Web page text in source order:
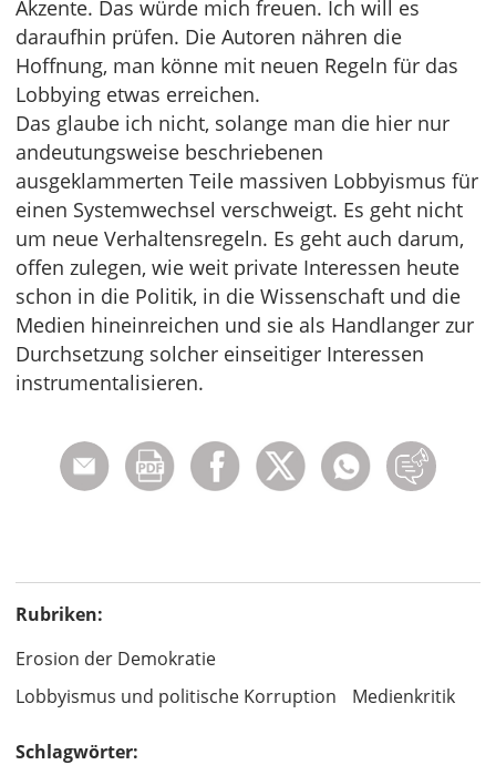
Akzente. Das würde mich freuen. Ich will es
daraufhin prüfen. Die Autoren nähren die
Hoffnung, man könne mit neuen Regeln für das
Lobbying etwas erreichen.
Das glaube ich nicht, solange man die hier nur
andeutungsweise beschriebenen
ausgeklammerten Teile massiven Lobbyismus für
einen Systemwechsel verschweigt. Es geht nicht
um neue Verhaltensregeln. Es geht auch darum,
offen zulegen, wie weit private Interessen heute
schon in die Politik, in die Wissenschaft und die
Medien hineinreichen und sie als Handlanger zur
Durchsetzung solcher einseitiger Interessen
instrumentalisieren.
Rubriken:
Erosion der Demokratie
Lobbyismus und politische Korruption
Medienkritik
Schlagwörter: